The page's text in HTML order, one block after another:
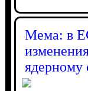
Мема: в